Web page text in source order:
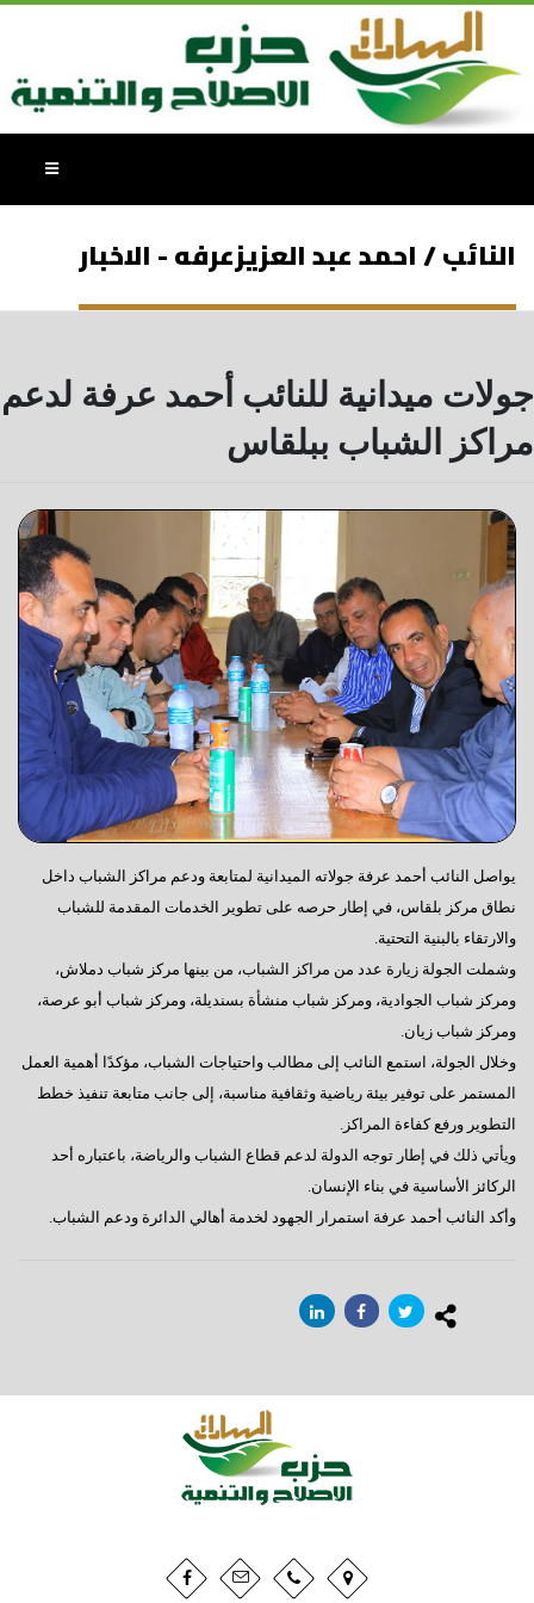
النائب / احمد عبد العزيزعرفه - الاخبار
جولات ميدانية للنائب أحمد عرفة لدعم
مراكز الشباب ببلقاس
يواصل النائب أحمد عرفة جولاته الميدانية لمتابعة ودعم مراكز الشباب داخل
نطاق مركز بلقاس، في إطار حرصه على تطوير الخدمات المقدمة للشباب
والارتقاء بالبنية التحتية.
وشملت الجولة زيارة عدد من مراكز الشباب، من بينها مركز شباب دملاش،
ومركز شباب الجوادية، ومركز شباب منشأة بسنديلة، ومركز شباب أبو عرصة،
ومركز شباب زيان.
وخلال الجولة، استمع النائب إلى مطالب واحتياجات الشباب، مؤكدًا أهمية العمل
المستمر على توفير بيئة رياضية وثقافية مناسبة، إلى جانب متابعة تنفيذ خطط
التطوير ورفع كفاءة المراكز.
ويأتي ذلك في إطار توجه الدولة لدعم قطاع الشباب والرياضة، باعتباره أحد
الركائز الأساسية في بناء الإنسان.
وأكد النائب أحمد عرفة استمرار الجهود لخدمة أهالي الدائرة ودعم الشباب.